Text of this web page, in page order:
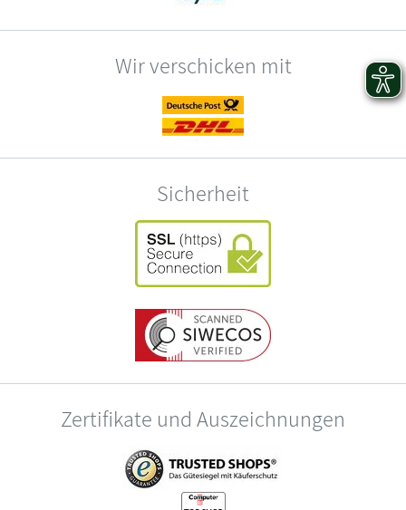
Wir verschicken mit
Sicherheit
Zertifikate und Auszeichnungen